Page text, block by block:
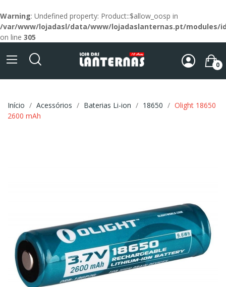
Warning: Undefined property: Product::$allow_oosp in
/var/www/lojadasl/data/www/lojadaslanternas.pt/modules/
on line 305
0
Início Acessórios Baterias Li-ion 18650
Olight 18650
2600 mAh